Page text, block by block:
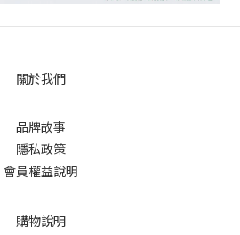
關於我們
品牌故事
隱私政策
會員權益說明
購物說明